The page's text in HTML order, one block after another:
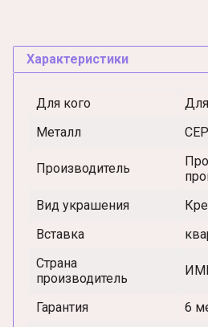
Характеристики
Для кого
Металл
Производитель
Вид украшения
Вставка
Страна
производитель
Гарантия
6